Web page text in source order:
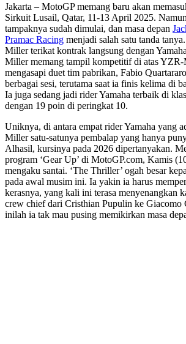
Jakarta – MotoGP memang baru akan
Sirkuit Lusail, Qatar, 11-13 April 2025.
tampaknya sudah dimulai, dan masa depan
Pramac Racing menjadi salah satu tanda
Miller terikat kontrak langsung dengan
Miller memang tampil kompetitif di atas YZR-
mengasapi duet tim pabrikan, Fabio
berbagai sesi, terutama saat ia finis kelima di
Ia juga sedang jadi rider Yamaha terbaik di
dengan 19 poin di peringkat 10.
Uniknya, di antara empat rider Yamaha yang
Miller satu-satunya pembalap yang hanya
Alhasil, kursinya pada 2026 dipertanyakan.
program ‘Gear Up’ di MotoGP.com, Kamis
mengaku santai. ‘The Thriller’ ogah besar
pada awal musim ini. Ia yakin ia harus
kerasnya, yang kali ini terasa menyenangkan
crew chief dari Cristhian Pupulin ke Giacomo
inilah ia tak mau pusing memikirkan masa